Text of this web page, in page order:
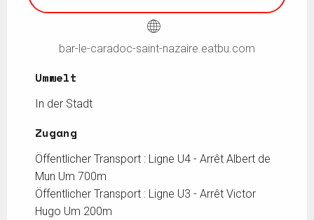
bar-le-caradoc-saint-nazaire.eatbu.com
Umwelt
Umwelt
In der Stadt
Zugang
Zugang
Öffentlicher Transport : Ligne U4 - Arrêt Albert de
Mun Um 700m
Öffentlicher Transport : Ligne U3 - Arrêt Victor
Hugo Um 200m